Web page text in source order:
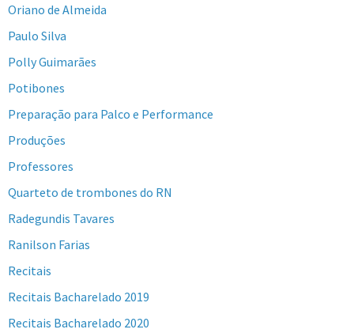
Oriano de Almeida
Paulo Silva
Polly Guimarães
Potibones
Preparação para Palco e Performance
Produções
Professores
Quarteto de trombones do RN
Radegundis Tavares
Ranilson Farias
Recitais
Recitais Bacharelado 2019
Recitais Bacharelado 2020